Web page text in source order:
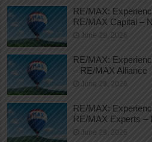
RE/MAX:
RE/MAX Capital –
June 29, 2026
RE/MAX:
– RE/MAX Alliance
June 29, 2026
RE/MAX:
RE/MAX Experts –
June 29, 2026